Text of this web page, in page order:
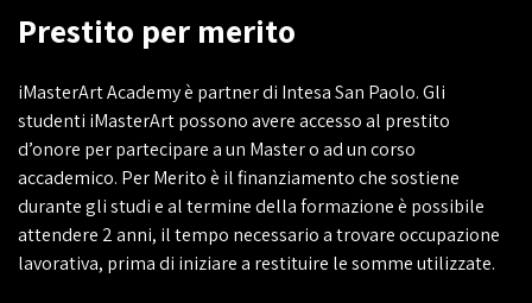
Prestito per merito
iMasterArt Academy è partner di Intesa San Paolo. Gli
studenti iMasterArt possono avere accesso al prestito
d’onore per partecipare a un Master o ad un corso
accademico. Per Merito è il finanziamento che sostiene
durante gli studi e al termine della formazione è possibile
attendere 2 anni, il tempo necessario a trovare occupazione
lavorativa, prima di iniziare a restituire le somme utilizzate.